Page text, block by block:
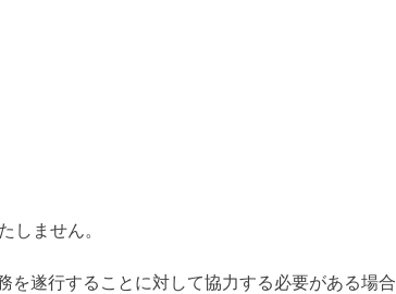
しません。
を遂行することに対して協力する必要がある場合